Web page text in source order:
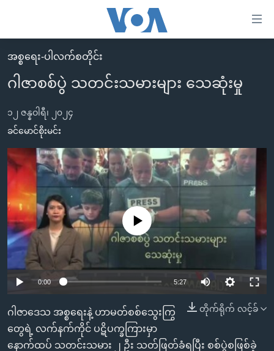
လွယ်ကူ
စေ
Link
ပင်မ
အကြောင်းအရာ
ကျော်
ကြည့်
ရန်
ညွန်း
စာမျက်နှာ
သို့
ကျော်
မူလစာမျက်နှာ
မြန်မာ
ကမ္ဘာ့သတင်းများ
နိုင်ငံတကာ
အမေရိကန်
တရုတ်
အစ္စရေး-ပါလက်စတိုင်း
ဗွီဒီယို
သတင်းလွတ်လပ်ခွင့်
ရပ်ဝန်းတခု လမ်းတခု အလွန်
အင်္ဂလိပ်စာလေ့လာမယ်
အမေရိကန်သုံးအီဒီယံ
မကြေးမုံရဲ့ အင်္ဂလိပ်စာ
ရုပ်ရှင်ထဲက အင်္ဂလိပ်စာ
သုတပဒေသာ အင်္ဂလိပ်စာ
အပတ်စဉ်ကဏ္ဍများ
ရေဒီယို
တီဗွီ
ရေဒီယိုနှင့်ရုပ်သံ အချက်အလက်များ
ရေဒီယို/တီဗွီအစီအစဉ်
Learning English
ဗွီအိုအေ လူမှုကွန်ယက်များ
အစ္စရေး-ပါလက်စတိုင်း
ဂါဇာစစ်ပွဲ သတင်းသမားများ သေဆုံးမှု
၁၂ ဇန္နဝါရီ၊ ၂၀၂၄
ခင်မောင်စိုးမင်း
No media source currently available
0:00 5:27
တိုက်ရိုက် လင့်ခ်
ဂါဇာဒေသ အစ္စရေးနဲ့ ဟာမတ်စစ်သွေးကြွ
တွေရဲ့ လက်နက်ကိုင် ပဋိပက္ခကြားမှာ
နောက်ထပ် သတင်းသမား ၂ ဦး သတ်ဖြတ်ခံရပြီး စစ်ပွဲစဖြစ်ခဲ့